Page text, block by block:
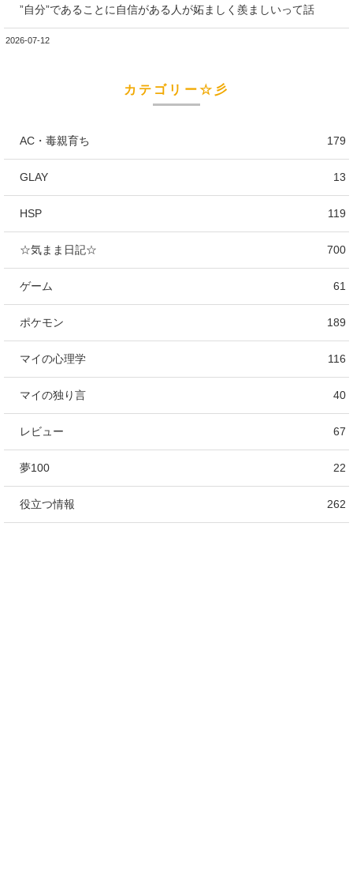
”自分”であることに自信がある人が妬ましく羨ましいって話
2026-07-12
カテゴリー☆彡
AC・毒親育ち 179
GLAY 13
HSP 119
☆気まま日記☆ 700
ゲーム 61
ポケモン 189
マイの心理学 116
マイの独り言 40
レビュー 67
夢100 22
役立つ情報 262